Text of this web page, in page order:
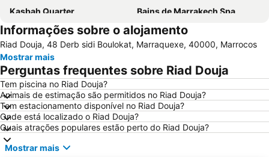
Kasbah Quarter
Bains de Marrakech Spa
Théâtre Royal
Marrakesh Railway Station
Ourika Valley
Grand Casino Mamounia
Palmeraie Golf Palace
Mesquita Koutoubia
El Badi Palace
Marrakech Stadium
La Plage Rouge
Marrakech Museum
Saadien Tombs
Sidi Mimoun Garden
Bahia Palace
Dar Si Said Museum
Daoudiate
Informações sobre o alojamento
Riad Douja, 48 Derb sidi Boulokat, Marraquexe, 40000, Marrocos
Mostrar mais
Perguntas frequentes sobre Riad Douja
Tem piscina no Riad Douja?
Animais de estimação são permitidos no Riad Douja?
Tem estacionamento disponível no Riad Douja?
Onde está localizado o Riad Douja?
Quais atrações populares estão perto do Riad Douja?
Mostrar mais